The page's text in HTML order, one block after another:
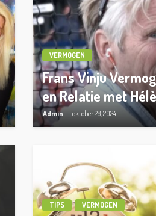
VERMOGEN
Frans Vinju
en Relatie met
Admin oktober 28, 2024
TIPS VERMOGEN